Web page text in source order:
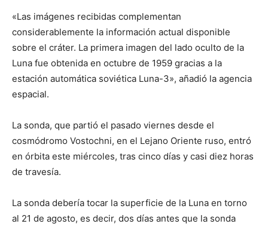
«Las imágenes recibidas complementan
considerablemente la información actual disponible
sobre el cráter. La primera imagen del lado oculto de la
Luna fue obtenida en octubre de 1959 gracias a la
estación automática soviética Luna-3», añadió la agencia
espacial.
La sonda, que partió el pasado viernes desde el
cosmódromo Vostochni, en el Lejano Oriente ruso, entró
en órbita este miércoles, tras cinco días y casi diez horas
de travesía.
La sonda debería tocar la superficie de la Luna en torno
al 21 de agosto, es decir, dos días antes que la sonda